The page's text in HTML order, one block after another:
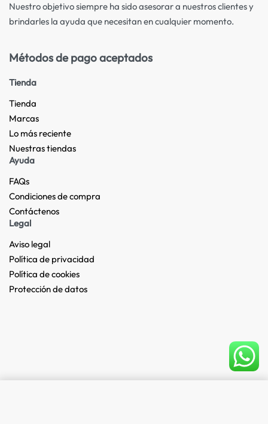
Nuestro objetivo siempre ha sido asesorar a nuestros clientes y
brindarles la ayuda que necesitan en cualquier momento.
Métodos de pago aceptados
Tienda
Tienda
Marcas
Lo más reciente​
Nuestras tiendas​
Ayuda
FAQs
Condiciones de compra
Contáctenos
Legal
Aviso legal
Política de privacidad
Política de cookies
Protección de datos